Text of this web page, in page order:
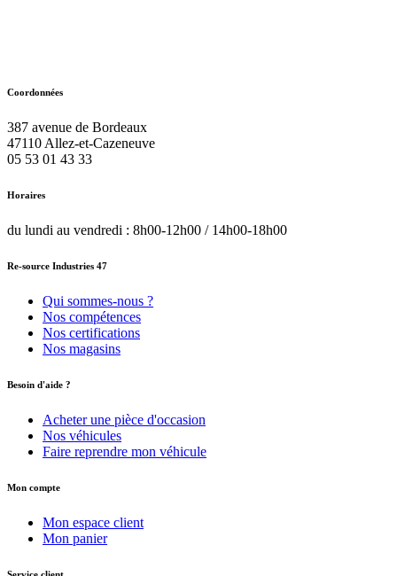
Coordonnées
387 avenue de Bordeaux
47110Allez-et-Cazeneuve
05 53 01 43 33
Horaires
du lundi au vendredi : 8h00-12h00 / 14h00-18h00
Re-source Industries 47
Qui sommes-nous ?
Nos compétences
Nos certifications
Nos magasins
Besoin d'aide ?
Acheter une pièce d'occasion
Nos véhicules
Faire reprendre mon véhicule
Mon compte
Mon espace client
Mon panier